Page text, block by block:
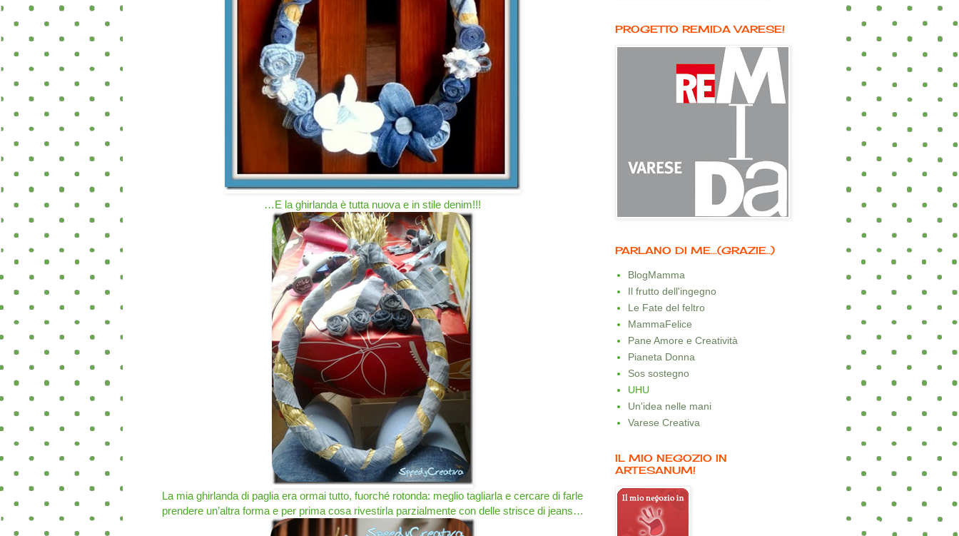
…E la ghirlanda è tutta nuova e in stile denim!!!
La mia ghirlanda di paglia era ormai tutto, fuorché rotonda: meglio tagliarla e cercare di farle
prendere un’altra forma e per prima cosa rivestirla parzialmente con delle strisce di jeans…
PROGETTO REMIDA VARESE!
PARLANO DI ME...(GRAZIE..)
BlogMamma
Il frutto dell'ingegno
Le Fate del feltro
MammaFelice
Pane Amore e Creatività
Pianeta Donna
Sos sostegno
UHU
Un'idea nelle mani
Varese Creativa
IL MIO NEGOZIO IN
ARTESANUM!